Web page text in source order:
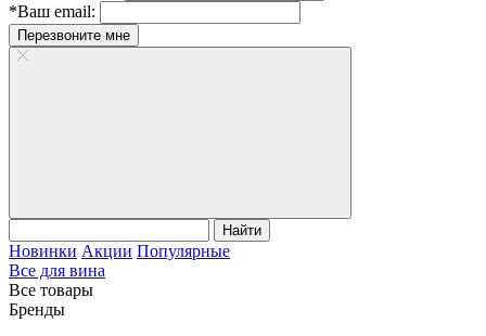
*Ваш email:
Перезвоните мне
Найти
Новинки Акции Популярные
Все для вина
Все товары
Бренды